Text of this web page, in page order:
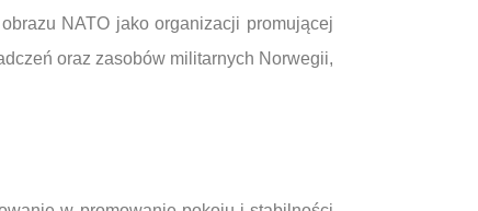
NATO jako organizacji promującej
oraz zasobów militarnych Norwegii,